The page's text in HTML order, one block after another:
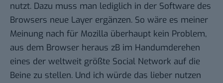
nutzt. Dazu muss man lediglich in der Software des
Browsers neue Layer ergänzen. So wäre es meiner
Meinung nach für Mozilla überhaupt kein Problem,
aus dem Browser heraus zB im Handumderehen
eines der weltweit größte Social Network auf die
Beine zu stellen. Und ich würde das lieber nutzen